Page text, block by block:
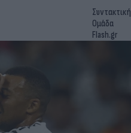
Συντακτική
Ομάδα
Flash.gr